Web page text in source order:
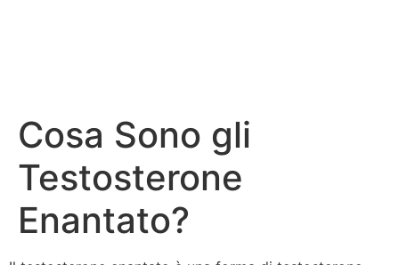
Cosa Sono gli
Testosterone
Enantato?